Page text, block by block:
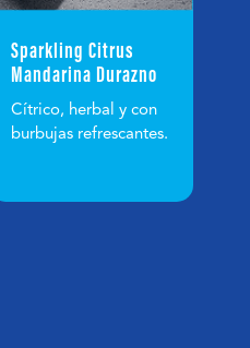
Sparkling Citrus
Mandarina Durazno
Cítrico, herbal y con
burbujas refrescantes.